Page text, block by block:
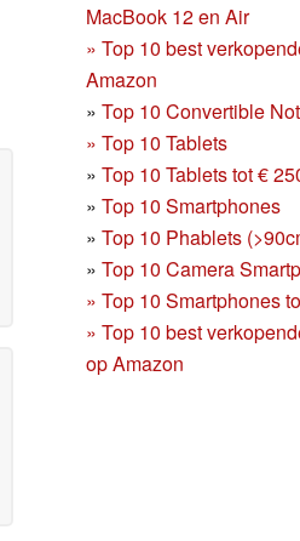
MacBook 12 en Air
» Top 10 best
Amazon
» Top 10 Convertible
» Top 10 Tablets
» Top 10 Tablets tot €
» Top 10 Smartphones
» Top 10 Phablets
» Top 10 Camera
» Top 10 Smartphones
» Top 10 best
op Amazon